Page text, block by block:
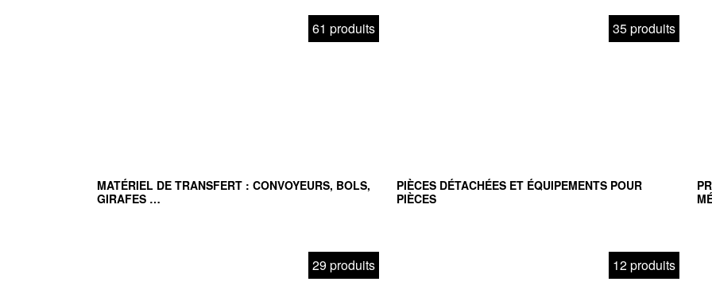
61 produits
MATÉRIEL DE TRANSFERT : CONVOYEURS, BOLS,
GIRAFES …
35 produits
PIÈCES DÉTACHÉES ET ÉQUIPEMENTS POUR
PIÈCES
29 produits 12 produits